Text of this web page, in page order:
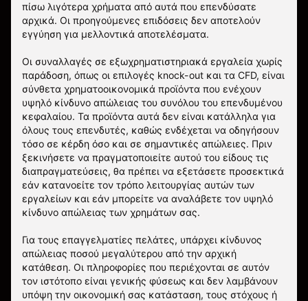
πίσω λιγότερα χρήματα από αυτά που επενδύσατε
αρχικά. Οι προηγούμενες επιδόσεις δεν αποτελούν
εγγύηση για μελλοντικά αποτελέσματα.
Οι συναλλαγές σε εξωχρηματιστηριακά εργαλεία χωρίς
παράδοση, όπως οι επιλογές knock-out και τα CFD, είναι
σύνθετα χρηματοοικονομικά προϊόντα που ενέχουν
υψηλό κίνδυνο απώλειας του συνόλου του επενδυμένου
κεφαλαίου. Τα προϊόντα αυτά δεν είναι κατάλληλα για
όλους τους επενδυτές, καθώς ενδέχεται να οδηγήσουν
τόσο σε κέρδη όσο και σε σημαντικές απώλειες. Πριν
ξεκινήσετε να πραγματοποιείτε αυτού του είδους τις
διαπραγματεύσεις, θα πρέπει να εξετάσετε προσεκτικά
εάν κατανοείτε τον τρόπο λειτουργίας αυτών των
εργαλείων και εάν μπορείτε να αναλάβετε τον υψηλό
κίνδυνο απώλειας των χρημάτων σας.
Για τους επαγγελματίες πελάτες, υπάρχει κίνδυνος
απώλειας ποσού μεγαλύτερου από την αρχική
κατάθεση. Οι πληροφορίες που περιέχονται σε αυτόν
τον ιστότοπο είναι γενικής φύσεως και δεν λαμβάνουν
υπόψη την οικονομική σας κατάσταση, τους στόχους ή